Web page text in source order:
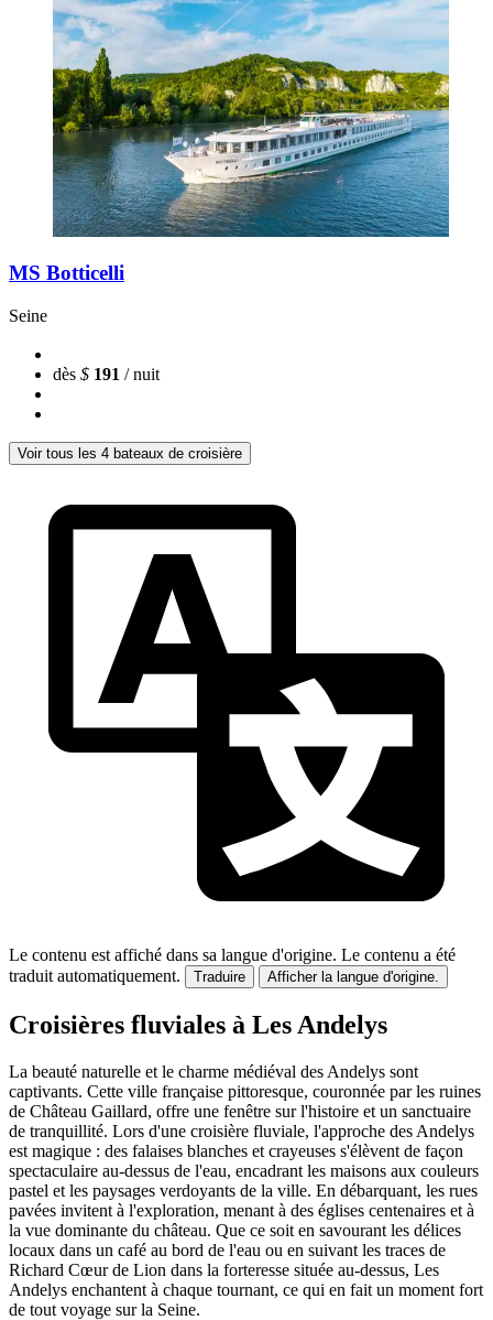
MS Botticelli
Seine
dès $ 191 / nuit
Voir tous les 4 bateaux de croisière
Le contenu est affiché dans sa langue d'origine. Le contenu a été
traduit automatiquement.
Traduire Afficher la langue d'origine.
Croisières fluviales à Les Andelys
La beauté naturelle et le charme médiéval des Andelys sont
captivants. Cette ville française pittoresque, couronnée par les ruines
de Château Gaillard, offre une fenêtre sur l'histoire et un sanctuaire
de tranquillité. Lors d'une croisière fluviale, l'approche des Andelys
est magique : des falaises blanches et crayeuses s'élèvent de façon
spectaculaire au-dessus de l'eau, encadrant les maisons aux couleurs
pastel et les paysages verdoyants de la ville. En débarquant, les rues
pavées invitent à l'exploration, menant à des églises centenaires et à
la vue dominante du château. Que ce soit en savourant les délices
locaux dans un café au bord de l'eau ou en suivant les traces de
Richard Cœur de Lion dans la forteresse située au-dessus, Les
Andelys enchantent à chaque tournant, ce qui en fait un moment fort
de tout voyage sur la Seine.